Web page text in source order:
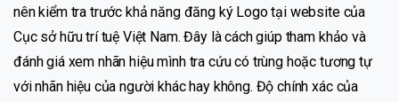
nên kiểm tra trước khả năng đăng ký Logo tại website của
Cục sở hữu trí tuệ Việt Nam. Đây là cách giúp tham khảo và
đánh giá xem nhãn hiệu mình tra cứu có trùng hoặc tương tự
với nhãn hiệu của người khác hay không. Độ chính xác của